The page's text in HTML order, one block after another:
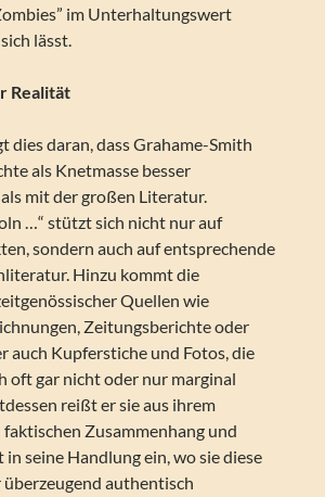
im Unterhaltungswert
lässt.
Realität
dies daran, dass Grahame-Smith
als Knetmasse besser
mit der großen Literatur.
…“ stützt sich nicht nur auf
sondern auch auf entsprechende
Hinzu kommt die
Quellen wie
Zeitungsberichte oder
auch Kupferstiche und Fotos, die
oft gar nicht oder nur marginal
reißt er sie aus ihrem
Zusammenhang und
seine Handlung ein, wo sie diese
authentisch